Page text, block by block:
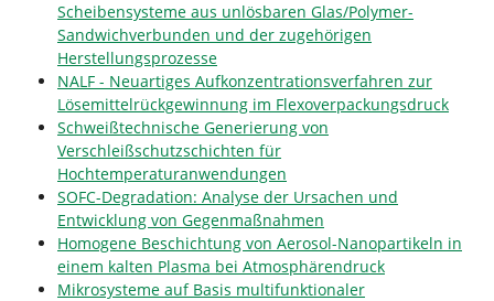
Scheibensysteme aus unlösbaren Glas/Polymer-
Sandwichverbunden und der zugehörigen
Herstellungsprozesse
NALF - Neuartiges Aufkonzentrationsverfahren zur
Lösemittelrückgewinnung im Flexoverpackungsdruck
Schweißtechnische Generierung von
Verschleißschutzschichten für
Hochtemperaturanwendungen
SOFC-Degradation: Analyse der Ursachen und
Entwicklung von Gegenmaßnahmen
Homogene Beschichtung von Aerosol-Nanopartikeln in
einem kalten Plasma bei Atmosphärendruck
Mikrosysteme auf Basis multifunktionaler